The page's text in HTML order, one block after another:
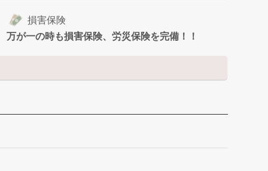
損害保険
万が一の時も損害保険、労災保険を完備！！